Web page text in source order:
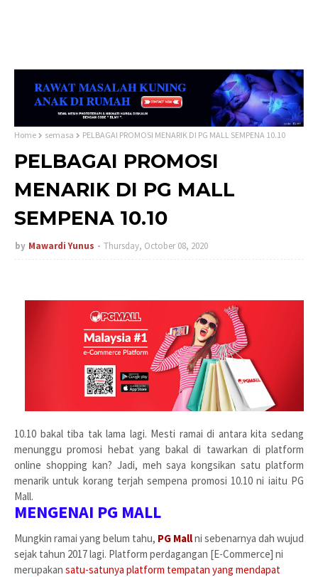
Home semasa PELBAGAI PROMOSI MENARIK DI PG MALL SEMPENA 10.10
PELBAGAI PROMOSI
MENARIK DI PG MALL
SEMPENA 10.10
by Mawardi Yunus Thursday, October 08, 2020
10.10 bakal tiba tak lama lagi. Mesti ramai di antara kita sedang
menunggu promosi hebat yang bakal di tawarkan di platform
online shopping kan? Jadi, meh saya kongsikan satu platform
menarik untuk korang terjah sempena promosi 10.10 ni iaitu PG
Mall.
MENGENAI PG MALL
Mungkin ramai yang belum tahu, PG Mallni sebenarnya dah wujud
sejak tahun 2017 lagi. Platform perdagangan [E-Commerce] ni
merupakan satu-satunya platform tempatan yang mendapat